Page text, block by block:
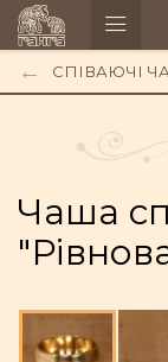
СПІВАЮЧІ
Чаша